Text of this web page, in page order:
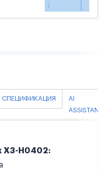
СПЕЦИФИКАЦИЯ
AI
ASSISTANT
X3-H0402: